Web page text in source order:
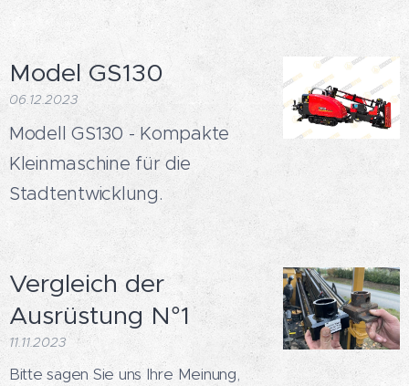
Model GS130
06.12.2023
Modell GS130 - Kompakte
Kleinmaschine für die
Stadtentwicklung.
Vergleich der
Ausrüstung N°1
11.11.2023
Bitte sagen Sie uns Ihre Meinung,